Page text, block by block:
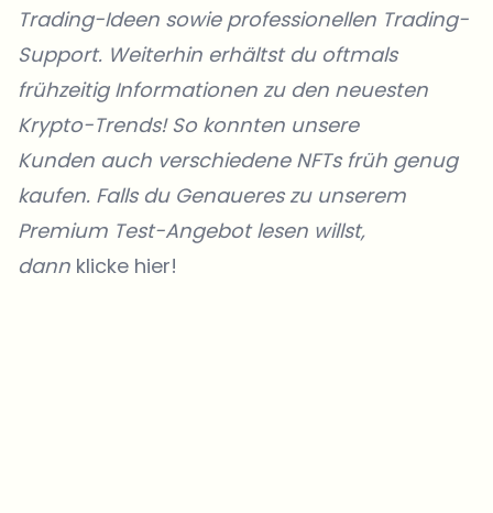
Trading-Ideen sowie professionellen Trading-
Support. Weiterhin erhältst du oftmals
frühzeitig Informationen zu den neuesten
Krypto-Trends! So konnten unsere
Kunden auch verschiedene NFTs früh genug
kaufen. Falls du Genaueres zu unserem
Premium Test-Angebot lesen willst,
dann klicke hier!